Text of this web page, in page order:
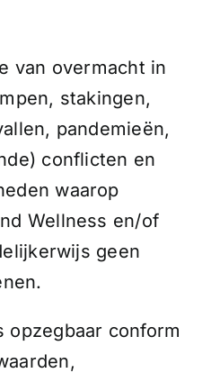
van overmacht in
stakingen,
pandemieën,
conflicten en
waarop
Wellness en/of
geen
opzegbaar conform